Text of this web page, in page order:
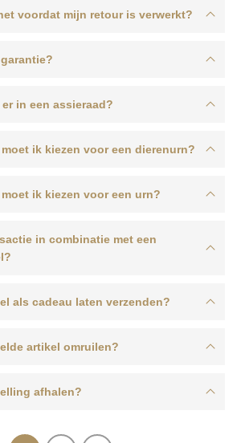
voordat mijn retour is verwerkt?
in een assieraad?
ik kiezen voor een dierenurn?
ik kiezen voor een urn?
in combinatie met een
als cadeau laten verzenden?
artikel omruilen?
afhalen?